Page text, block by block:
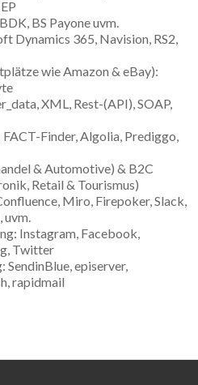
BS Payone uvm.
Dynamics 365, Navision, RS2,
wie Amazon & eBay):
XML, Rest-(API), SOAP,
Finder, Algolia, Prediggo,
& Automotive) & B2C
Retail & Tourismus)
Miro, Firepoker, Slack,
uvm.
Instagram, Facebook,
Twitter
episerver,
rapidmail